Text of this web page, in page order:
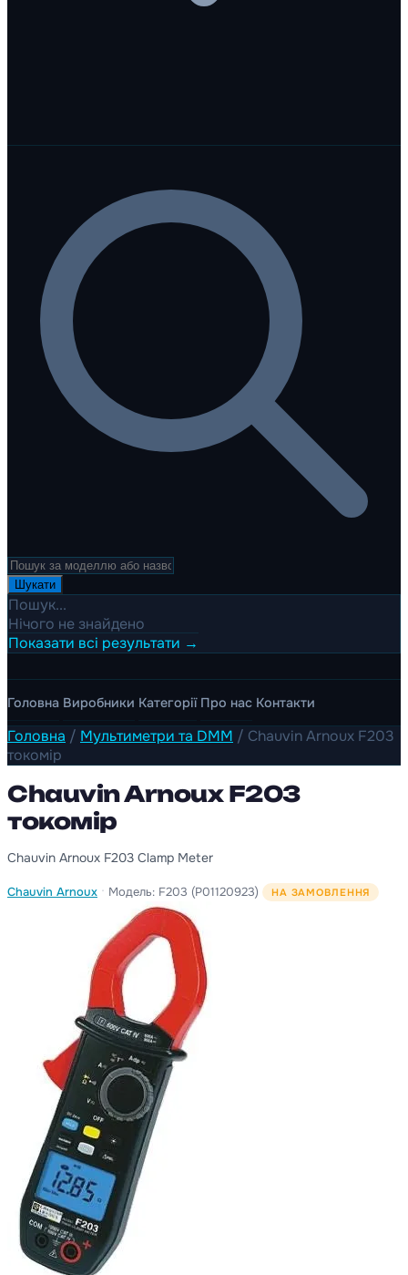
Шукати
Пошук...
Нічого не знайдено
Показати всі результати →
Головна Виробники Категорії Про нас Контакти
Головна / Мультиметри та DMM / Chauvin Arnoux F203
токомір
Chauvin Arnoux F203
токомір
Chauvin Arnoux F203 Clamp Meter
Chauvin Arnoux · Модель: F203 (P01120923) НА ЗАМОВЛЕННЯ